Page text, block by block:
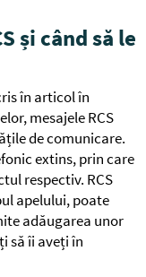
și când să le
în articol în
mesajele RCS
de comunicare.
extins, prin care
respectiv. RCS
apelului, poate
adăugarea unor
să îi aveți în